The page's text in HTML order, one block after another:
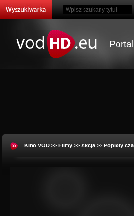
Kino VOD >> Filmy >> Akcja >> Popioły